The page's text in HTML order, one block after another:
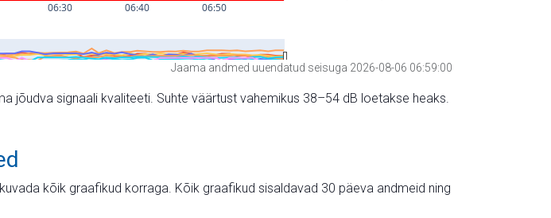
Jaama andmed uuendatud seisuga 2026-08-06 06:59:00
jõudva signaali kvaliteeti. Suhte väärtust vahemikus 38–54 dB loetakse heaks.
kõik graafikud korraga. Kõik graafikud sisaldavad 30 päeva andmeid ning